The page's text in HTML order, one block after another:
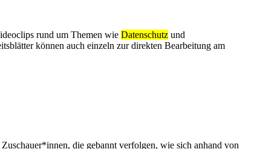
rund um Themen wie Datenschutz und
können auch einzeln zur direkten Bearbeitung am
die gebannt verfolgen, wie sich anhand von